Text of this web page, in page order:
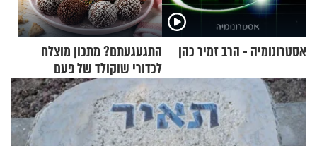
אסטרונומיה - הרב זמיר כהן
התגעגעתם? מתכון מוצלח
לכדורי שוקולד של פעם